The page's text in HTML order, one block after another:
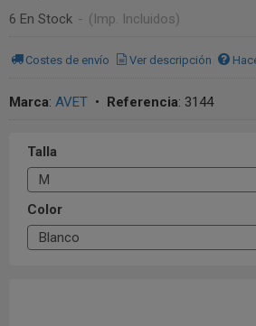
6 En Stock - (Imp. Incluidos)
Costes de envío Ver descripción
Marca: AVET • Referencia: 3144
Talla
Color